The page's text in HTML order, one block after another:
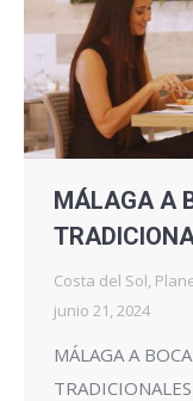
MÁLAGA A
Costa del Sol
junio 21, 2024
MÁLAGA A